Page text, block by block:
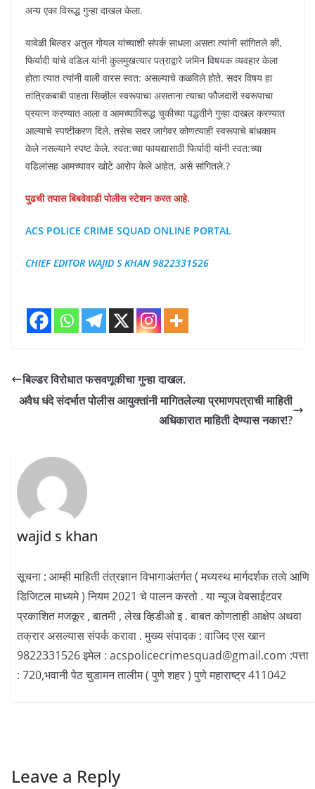
अन्य एका विरूद्ध गुन्हा दाखल केला.
यावेळी बिल्डर अतुल गोयल यांच्याशी संपर्क साधला असता त्यांनी सांगितले की,
फिर्यादी यांचे वडिल यांनी कुलमुखत्यार पत्राद्वारे जमिन विषयक व्यवहार केला
होता त्यात त्यांनी वाली वारस स्वत: असल्याचे कळविले होते. सदर विषय हा
तांत्रिकबाबी पाहता सिव्हील स्वरूपाचा असताना त्याचा फौजदारी स्वरूपाचा
प्रयत्न करण्यात आला व आमच्याविरूद्ध चुकीच्या पद्धतीने गुन्हा दाखल करण्यात
आल्याचे स्पष्टीकरण दिले. तसेच सदर जागेवर कोणत्याही स्वरूपाचे बांधकाम
केले नसल्याने स्पष्ट केले. स्वत:च्या फायद्यासाठी फिर्यादी यांनी स्वत:च्या
वडिलांसह आमच्यावर खोटे आरोप केले आहेत, असे सांगितले.?
पुढची तपास बिबवेवाडी पोलीस स्टेशन करत आहे.
ACS POLICE CRIME SQUAD ONLINE PORTAL
CHIEF EDITOR WAJID S KHAN 9822331526
बिल्डर विरोधात फसवणूकीचा गुन्हा दाखल.
अवैध धंदे संदर्भात पोलीस आयुक्तांनी मागितलेल्या प्रमाणपत्राची माहिती
अधिकारात माहिती देण्यास नकार!?
wajid s khan
सूचना : आम्ही माहिती तंत्रज्ञान विभागाअंतर्गत ( मध्यस्थ मार्गदर्शक तत्वे आणि
डिजिटल माध्यमे ) नियम 2021 चे पालन करतो . या न्यूज वेबसाईटवर
प्रकाशित मजकूर , बातमी , लेख व्हिडीओ इ . बाबत कोणताही आक्षेप अथवा
तक्रार असल्यास संपर्क करावा . मुख्य संपादक : वाजिद एस खान
9822331526 इमेल : acspolicecrimesquad@gmail.com :पत्ता
: 720,भवानी पेठ चुडामन तालीम ( पुणे शहर ) पुणे महाराष्ट्र 411042
Leave a Reply